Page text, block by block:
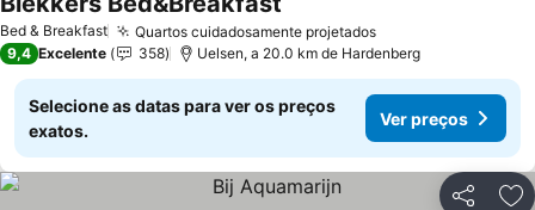
Bed & Breakfast Quartos cuidadosamente projetados
9,4 Excelente 358 Uelsen, a 20.0 km de Hardenberg
Selecione as datas para ver os preços
exatos.
Ver preços